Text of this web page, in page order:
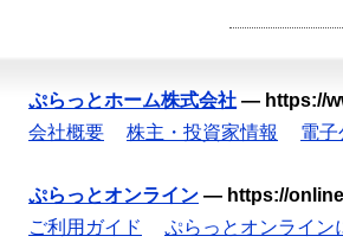
ぷらっとホーム株式会社 — https://
会社概要
株主・投資家情報 電子
ぷらっとオンライン — https://
ご利用ガイド
ぷらっとオンライン